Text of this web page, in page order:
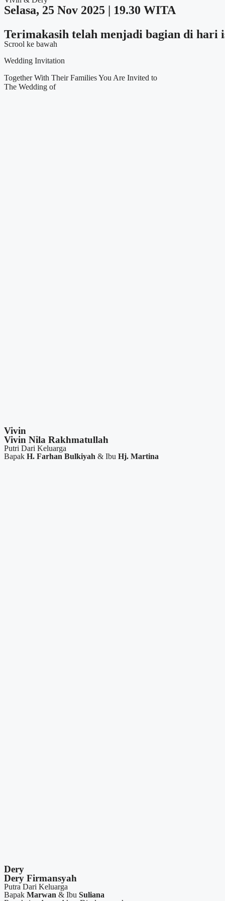
Selasa, 25 Nov 2025 | 19.30 WITA
Terimakasih telah menjadi bagian di hari
Scrool ke bawah
Wedding Invitation
Together With Their Families You Are Invited to
The Wedding of
Vivin
Vivin Nila Rakhmatullah
Putri Dari Keluarga
Bapak H. Farhan Bulkiyah & Ibu Hj. Martina
Dery
Dery Firmansyah
Putra Dari Keluarga
Bapak Marwan & Ibu Suliana